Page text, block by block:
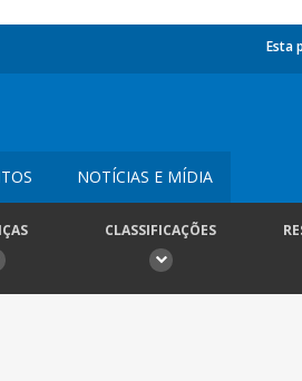
Esta
NOTÍCIAS E MÍDIA
CLASSIFICAÇÕES